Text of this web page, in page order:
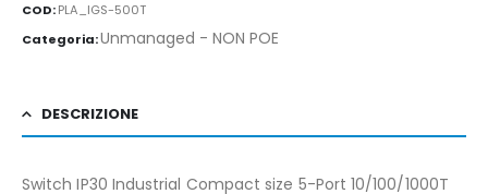
COD:PLA_IGS-500T
Categoria:Unmanaged - NON POE
DESCRIZIONE
Switch IP30 Industrial Compact size 5-Port 10/100/1000T